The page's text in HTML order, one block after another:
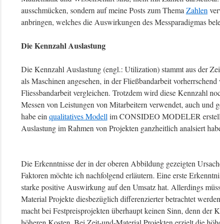
ausschmücken, sondern auf meine Posts zum Thema Zahlen
anbringen, welches die Auswirkungen des Messparadigmas
Die Kennzahl Auslastung
Die Kennzahl Auslastung (engl.: Utilization) stammt aus der
als Maschinen angesehen, in der Fließbandarbeit
Fliessbandarbeit vergleichen. Trotzdem wird diese Kennzahl
Messen von Leistungen von Mitarbeitern verwendet, auch und
habe ein qualitatives Modell im CONSIDEO MODELER
Auslastung im Rahmen von Projekten ganzheitlich analsiert
Die Erkenntnisse der in der oberen Abbildung gezeigten
Faktoren möchte ich nachfolgend erläutern. Eine erste
starke positive Auswirkung auf den Umsatz hat. Allerdings
Material Projekte diesbezüglich differenzierter betrachtet
macht bei Festpreisprojekten überhaupt keinen Sinn, denn der